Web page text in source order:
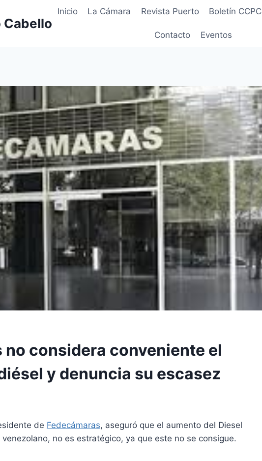
Cabello
Inicio La Cámara Revista Puerto Boletín CCPC
Contacto Eventos
no considera conveniente el
y denuncia su escasez
de Fedecámaras, aseguró que el aumento del Diesel
no es estratégico, ya que este no se consigue.